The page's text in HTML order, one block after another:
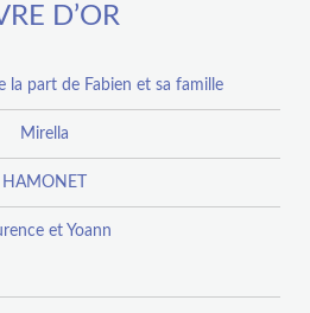
D’OR
la part de Fabien et sa famille
Mirella
HAMONET
et Yoann